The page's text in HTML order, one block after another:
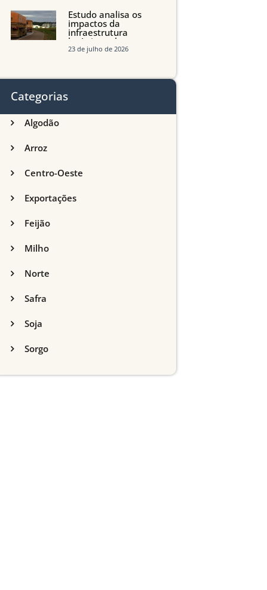
Estudo analisa os
impactos da
infraestrutura
logística sobre a
produção agrícola de
23 de julho de 2026
Categorias
Algodão
Arroz
Centro-Oeste
Exportações
Feijão
Milho
Norte
Safra
Soja
Sorgo